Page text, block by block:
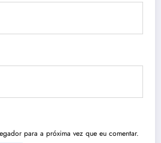
para a próxima vez que eu comentar.